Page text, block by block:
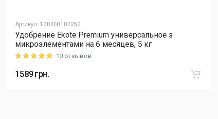
Артикул: 120400102352
Удобрение Ekote Premium универсальное з
микроэлементами на 6 месяцев, 5 кг
Rating: 5 out of 510 отзывов
1589грн.